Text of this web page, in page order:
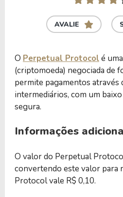
AVALIE
O Perpetual Protocolé
(criptomoeda) negociada de
permite pagamentos através
intermediários, com um
segura.
Informações
O valor do Perpetual
convertendo este valor para
Protocol vale R$ 0,10.